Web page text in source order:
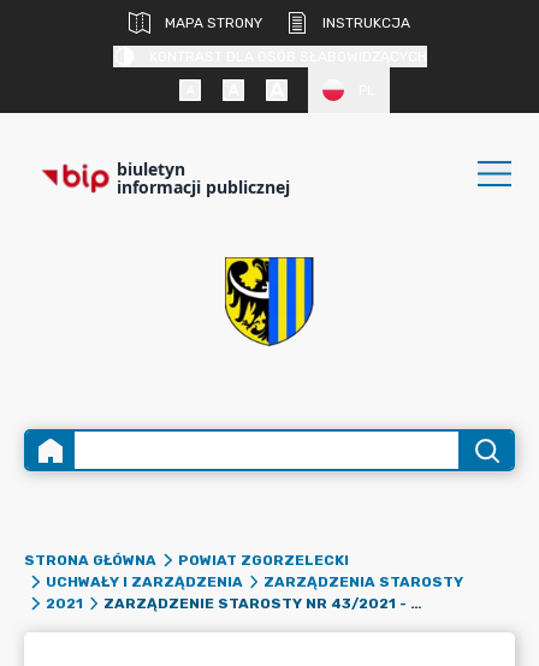
MAPA STRONY
INSTRUKCJA
biuletyn
informacji publicznej
STRONA GŁÓWNA
POWIAT ZGORZELECKI
UCHWAŁY I ZARZĄDZENIA
ZARZĄDZENIA STAROSTY
2021
ZARZĄDZENIE STAROSTY NR 43/2021 - NIE PODLEGA PUBLIKACJI